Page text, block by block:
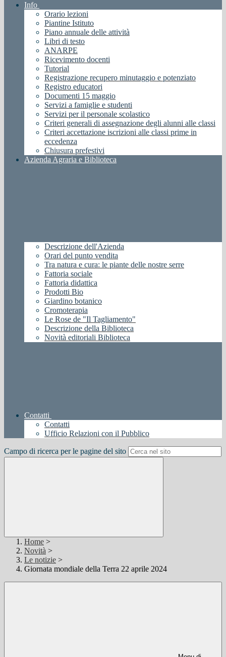
Info
Orario lezioni
Piantine Istituto
Piano annuale delle attività
Libri di testo
ANARPE
Ricevimento docenti
Tutorial
Registrazione recupero minutaggio e potenziato
Registro educatori
Documenti 15 maggio
Servizi a famiglie e studenti
Servizi per il personale scolastico
Criteri generali di assegnazione degli alunni alle classi
Criteri accettazione iscrizioni alle classi prime in
eccedenza
Chiusura prefestivi
Azienda Agraria e Biblioteca
Descrizione dell'Azienda
Orari del punto vendita
Tra natura e cura: le piante delle nostre serre
Fattoria sociale
Fattoria didattica
Prodotti Bio
Giardino botanico
Cromoterapia
Le Rose de "Il Tagliamento"
Descrizione della Biblioteca
Novità editoriali Biblioteca
Contatti
Contatti
Ufficio Relazioni con il Pubblico
Campo di ricerca per le pagine del sito
Home >
Novità >
Le notizie >
Giornata mondiale della Terra 22 aprile 2024